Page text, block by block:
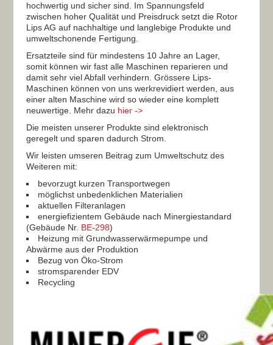
hochwertig und sicher sind. Im Spannungsfeld
zwischen hoher Qualität und Preisdruck setzt die Rotor
Lips AG auf nachhaltige und langlebige Produkte und
umweltschonende Fertigung.
Ersatzteile sind für mindestens 10 Jahre an Lager,
somit können wir fast alle Maschinen reparieren und
damit sehr viel Abfall verhindern. Grössere Lips-
Maschinen können von uns werkrevidiert werden, aus
einer alten Maschine wird so wieder eine komplett
neuwertige. Mehr dazu hier ->
Die meisten unserer Produkte sind elektronisch
geregelt und sparen dadurch Strom.
Wir leisten umseren Beitrag zum Umweltschutz des
Weiteren mit:
bevorzugt kurzen Transportwegen
möglichst unbedenklichen Materialien
aktuellen Filteranlagen
energiefizientem Gebäude nach Minergiestandard
(Gebäude Nr. BE-298)
Heizung mit Grundwasserwärmepumpe und
Abwärme aus der Produktion
Bezug von Öko-Strom
stromsparender EDV
Recycling